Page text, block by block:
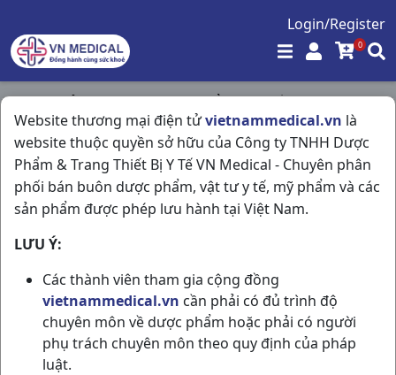
Login/Register
0
Website thương mại điện tửvietnammedical.vn là
website thuộc quyền sở hữu của Công ty TNHH Dược
Phẩm & Trang Thiết Bị Y Tế VN Medical - Chuyên phân
phối bán buôn dược phẩm, vật tư y tế, mỹ phẩm và các
sản phẩm được phép lưu hành tại Việt Nam.
LƯU Ý:
Các thành viên tham gia cộng đồng
vietnammedical.vn cần phải có đủ trình độ
chuyên môn về dược phẩm hoặc phải có người
phụ trách chuyên môn theo quy định của pháp
luật.
Trang chủ / Tim Mạch - Lợi Tiểu- Nội Tiết /
Veno Kern 500mg H60vbf Spain